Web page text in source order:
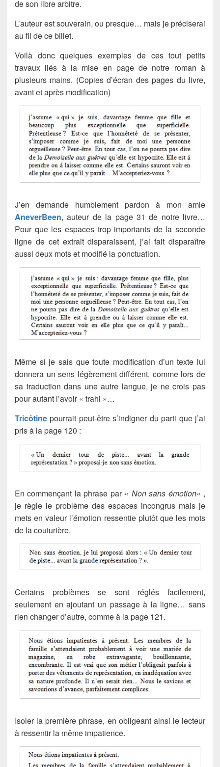
de son libre arbitre.
L’auteur est souverain, ou presque… mais je préciserai
au fil de ce billet.
Voilà donc quelques exemples de ces tout petits
travaux liés à la mise en page de notre roman à
plusieurs mains. (Copies d’écran des pages du livre,
avant et après modification)
J’en demande humblement pardon à mon amie
AneverBeen, auteur de la page 31 de notre livre…
Pour que les espaces trop importants de la seconde
ligne de cet extrait disparaissent, j’ai fait disparaître
aussi deux mots et modifié la ponctuation.
Même si je sais que toute modification d’un texte lui
donnera un sens légèrement différent, comme lors de
sa traduction dans une autre langue, je ne crois pas
pour autant l’avoir « trahi »…
Tricôtine pourrait peut-être s’indigner du parti que j’ai
pris à la page 120 :
En commençant la phrase par « Non sans émotion« ,
je règle le problème des espaces incongrus mais je
mets en valeur l’émotion ressentie plutôt que les mots
de la couturière.
Certains problèmes se sont réglés facilement,
seulement en ajoutant un passage à la ligne… sans
rien changer d’autre, comme à la page 121.
Isoler la première phrase, en obligeant ainsi le lecteur
à ressentir la même impatience.